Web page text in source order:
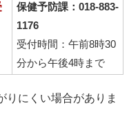
保健予防課：018-883-
1176
受付時間：午前8時30
分から午後4時まで
りにくい場合がありま